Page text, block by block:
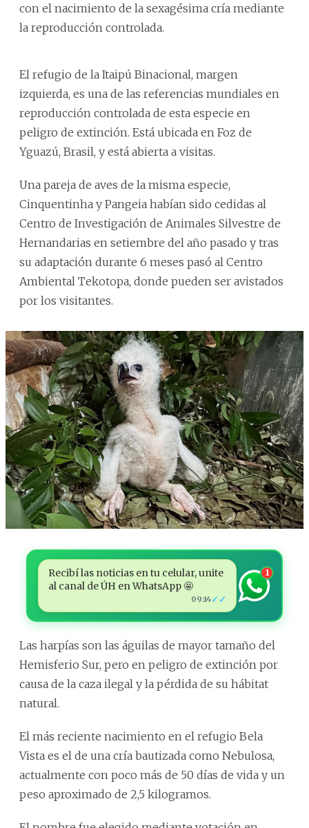
con el nacimiento de la sexagésima cría mediante
la reproducción controlada.
El refugio de la Itaipú Binacional, margen
izquierda, es una de las referencias mundiales en
reproducción controlada de esta especie en
peligro de extinción. Está ubicada en Foz de
Yguazú, Brasil, y está abierta a visitas.
Una pareja de aves de la misma especie,
Cinquentinha y Pangeia habían sido cedidas al
Centro de Investigación de Animales Silvestre de
Hernandarias en setiembre del año pasado y tras
su adaptación durante 6 meses pasó al Centro
Ambiental Tekotopa, donde pueden ser avistados
por los visitantes.
Recibí las noticias en tu celular, unite
al canal de ÚH en WhatsApp 🤩
09:14✓✓
1
Las harpías son las águilas de mayor tamaño del
Hemisferio Sur, pero en peligro de extinción por
causa de la caza ilegal y la pérdida de su hábitat
natural.
El más reciente nacimiento en el refugio Bela
Vista es el de una cría bautizada como Nebulosa,
actualmente con poco más de 50 días de vida y un
peso aproximado de 2,5 kilogramos.